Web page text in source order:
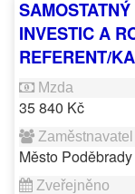
INVESTIC A
REFERENT/
35 840 Kč
Město Poděbrady